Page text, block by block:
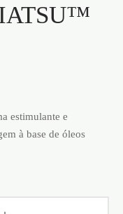
estimulante e
à base de óleos